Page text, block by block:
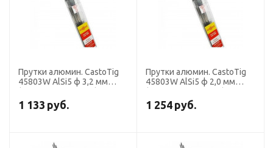
Прутки алюмин. CastoTig
45803W AlSi5 ф 3,2 мм
Castolin
1 133 руб.
Прутки алюмин. CastoTig
45803W AlSi5 ф 2,0 мм
Castolin
1 254 руб.